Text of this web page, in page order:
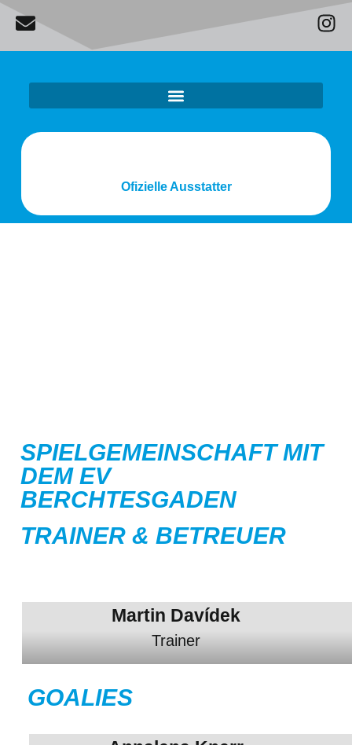
Ofizielle Ausstatter
SPIELGEMEINSCHAFT MIT
DEM EV
BERCHTESGADEN
TRAINER & BETREUER
Martin Davídek
Trainer
GOALIES